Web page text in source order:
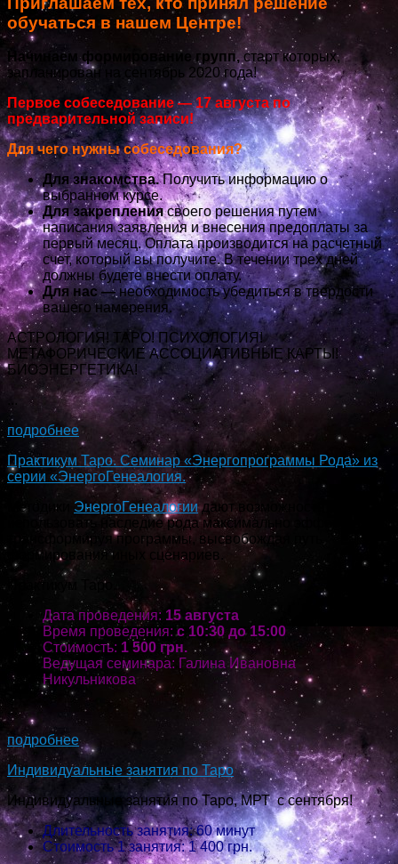
обучаться в нашем Центре!
Начинаем формирование групп,старт которых,
запланирован на сентябрь 2020 года!
Первое собеседование — 17 августа по
предварительной записи!
Для чего нужны собеседования?
Для знакомства.Получить информацию о
выбранном курсе.
Для закреплениясвоего решения путем
написания заявления и внесения предоплаты за
первый месяц. Оплата производится на расчетный
счет, который вы получите. В течении трех дней
должны будете внести оплату.
Для нас —необходимость убедиться в твердости
вашего намерения.
АСТРОЛОГИЯ! ТАРО! ПСИХОЛОГИЯ!
МЕТАФОРИЧЕСКИЕ АССОЦИАТИВНЫЕ КАРТЫ!
БИОЭНЕРГЕТИКА!
...
подробнее
Практикум Таро. Семинар «Энергопрограммы Рода» из
серии «ЭнергоГенеалогия.
Методики ЭнергоГенеалогиидают возможность
использовать наследие рода максимально эффективно,
трансформируя программы, высвобождая путь
формирования иных сценариев.
Практикум Таро.
Дата проведения: 15 августа
Время проведения:с 10:30 до 15:00
Стоимость: 1 500 грн.
Ведущая семинара: Галина Ивановна
Никульникова
...
подробнее
Индивидуальные занятия по Таро
Индивидуальные занятия по Таро, МРТ с сентября!
Длительность занятия: 60 минут
Стоимость 1 занятия: 1 400 грн.